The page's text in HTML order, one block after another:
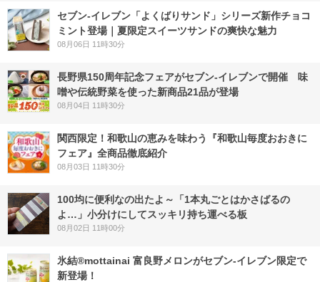
セブン‐イレブン「よくばりサンド」シリーズ新作チョコ
ミント登場｜夏限定スイーツサンドの爽快な魅力
08月06日 11時30分
長野県150周年記念フェアがセブン-イレブンで開催 味
噌や伝統野菜を使った新商品21品が登場
08月04日 11時30分
関西限定！和歌山の恵みを味わう『和歌山毎度おおきに
フェア』全商品徹底紹介
08月03日 11時30分
100均に便利なの出たよ～「1本丸ごとはかさばるの
よ…」小分けにしてスッキリ持ち運べる板
08月02日 11時00分
氷結®mottainai 富良野メロンがセブン‐イレブン限定で
新登場！